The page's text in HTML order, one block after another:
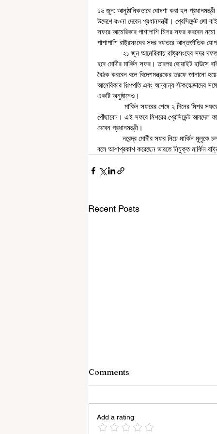
১৬ জুন: আনুষ্ঠানিকভাবে ঘোষণা করা হল
উদ্দেশে রওনা দেবেন প্রধানমন্ত্রী। প্রেসিডেন্ট
সফরে আমেরিকার পাশাপাশি মিশর সফর করবেন
পাশাপাশি রাষ্ট্রসংঘের সদর দফতরে আন্তর্জাতিক
হবে মোদীর মার্কিন সফর। তারপর হোয়াইট হাউসে
বৈঠক করবেন বলে বিদেশমন্ত্রকের তরফে জানানো
আমেরিকার শিল্পপতি এবং অন্যান্য স্টকহোল্ডাদের
একটি অনুষ্ঠানেও।
পৌঁছাবেন। এই সফরে মিশরের প্রেসিডেন্ট আবদেল
দেবেন প্রধানমন্ত্রী।
বলে আশাপ্রকাশ করেছেন ভারতে নিযুক্ত মার্কিন
Recent Posts
Comments
Add a rating